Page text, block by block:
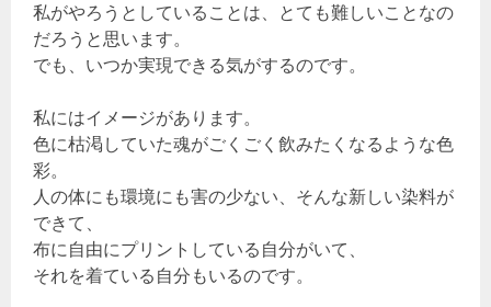
私がやろうとしていることは、とても難しいことなの
だろうと思います。
でも、いつか実現できる気がするのです。
私にはイメージがあります。
色に枯渇していた魂がごくごく飲みたくなるような色
彩。
人の体にも環境にも害の少ない、そんな新しい染料が
できて、
布に自由にプリントしている自分がいて、
それを着ている自分もいるのです。